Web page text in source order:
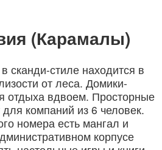
(Карамалы)
сканди-стиле находится в
от леса. Домики-
отдыха вдвоем. Просторные
компаний из 6 человек.
номера есть мангал и
корпусе